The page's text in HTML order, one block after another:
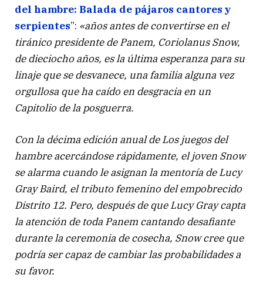
del hambre: Balada de pájaros cantores y
serpientes”: «años antes de convertirse en el
tiránico presidente de Panem, Coriolanus Snow,
de dieciocho años, es la última esperanza para su
linaje que se desvanece, una familia alguna vez
orgullosa que ha caído en desgracia en un
Capitolio de la posguerra.
Con la décima edición anual de Los juegos del
hambre acercándose rápidamente, el joven Snow
se alarma cuando le asignan la mentoría de Lucy
Gray Baird, el tributo femenino del empobrecido
Distrito 12. Pero, después de que Lucy Gray capta
la atención de toda Panem cantando desafiante
durante la ceremonia de cosecha, Snow cree que
podría ser capaz de cambiar las probabilidades a
su favor.